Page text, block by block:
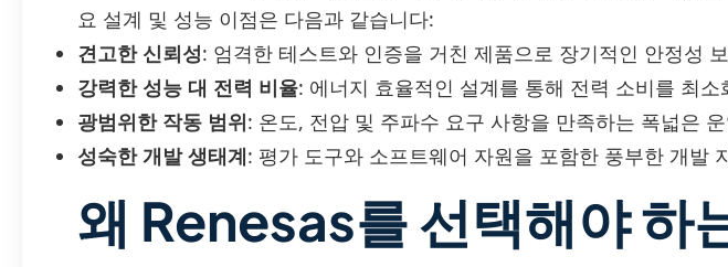
요 설계 및 성능 이점은 다음과 같습니다:
견고한 신뢰성: 엄격한 테스트와 인증을 거친 제품으로 장기적인 안정성
강력한 성능 대 전력 비율: 에너지 효율적인 설계를 통해 전력 소비를 최소
광범위한 작동 범위: 온도, 전압 및 주파수 요구 사항을 만족하는 폭넓은
성숙한 개발 생태계: 평가 도구와 소프트웨어 자원을 포함한 풍부한 개발
왜 Renesas를 선택해야 하